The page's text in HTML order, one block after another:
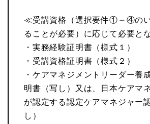
≪受講資格（選択要件①～④の
ることが必要）に応じて必要と
・実務経験証明書（様式１）
・受講資格証明書（様式２）
・ケアマネジメントリーダー
明書（写し）又は、日本ケアマ
が認定する認定ケアマネジャー
し）